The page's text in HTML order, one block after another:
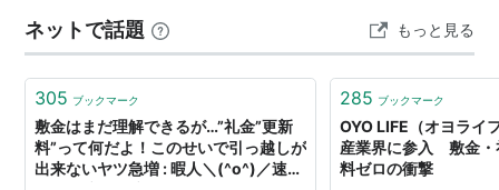
ネットで話題 もっと見る
305 ブックマーク
敷金はまだ理解できるが…”礼金”更新
料”って何だよ！このせいで引っ越しが
出来ないヤツ急増 : 暇人＼(^o^)／速報
285 ブックマーク
OYO LIFE（オヨライ
産業界に参入 敷金・
料ゼロの衝撃